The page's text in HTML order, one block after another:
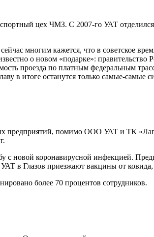
цех ЧМЗ. С 2007-го УАТ отделился
многим кажется, что в советское
о новом «подарке»:
проезда по платным федеральным
в итоге останутся только самые-самые
предприятий, помимо ООО УАТ и ТК
новой коронавирусной инфекцией.
в Глазов приезжают вакцины от
более 70 процентов сотрудников.